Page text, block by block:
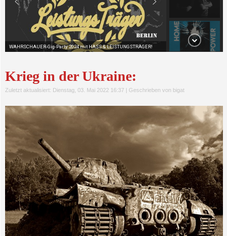
Krieg in der Ukraine:
Zuletzt aktualisiert: Dienstag, 03. Mai 2022 16:37| Geschrieben von bigat